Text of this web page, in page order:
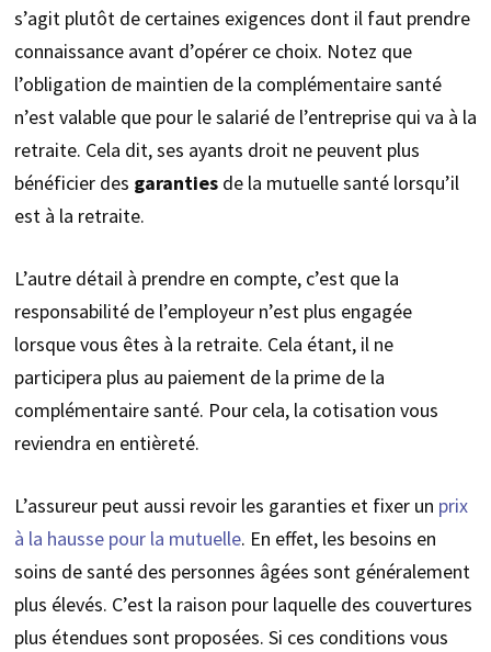
s’agit plutôt de certaines exigences dont il faut prendre
connaissance avant d’opérer ce choix. Notez que
l’obligation de maintien de la complémentaire santé
n’est valable que pour le salarié de l’entreprise qui va à la
retraite. Cela dit, ses ayants droit ne peuvent plus
bénéficier des garantiesde la mutuelle santé lorsqu’il
est à la retraite.
L’autre détail à prendre en compte, c’est que la
responsabilité de l’employeur n’est plus engagée
lorsque vous êtes à la retraite. Cela étant, il ne
participera plus au paiement de la prime de la
complémentaire santé. Pour cela, la cotisation vous
reviendra en entièreté.
L’assureur peut aussi revoir les garanties et fixer un prix
à la hausse pour la mutuelle. En effet, les besoins en
soins de santé des personnes âgées sont généralement
plus élevés. C’est la raison pour laquelle des couvertures
plus étendues sont proposées. Si ces conditions vous